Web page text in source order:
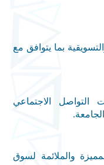
بما يتوافق مع
التواصل الاجتماعي
.
والملائمة لسوق